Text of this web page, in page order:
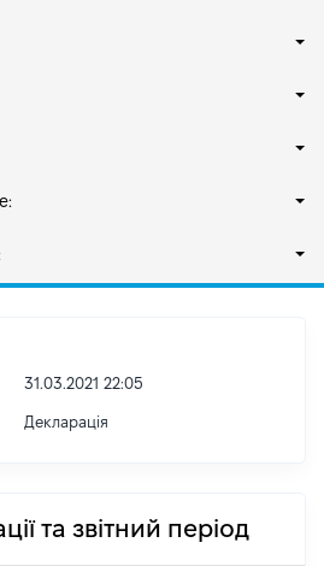
31.03.2021 22:05
Декларація
та звітний період